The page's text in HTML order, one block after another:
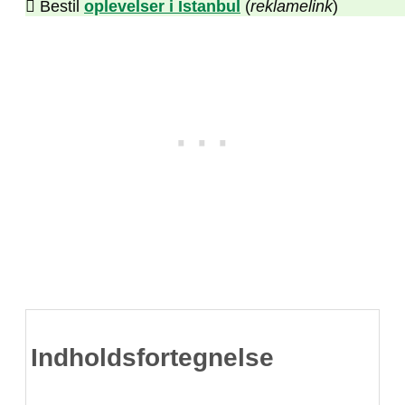
Bestil oplevelser i Istanbul (reklamelink)
Indholdsfortegnelse